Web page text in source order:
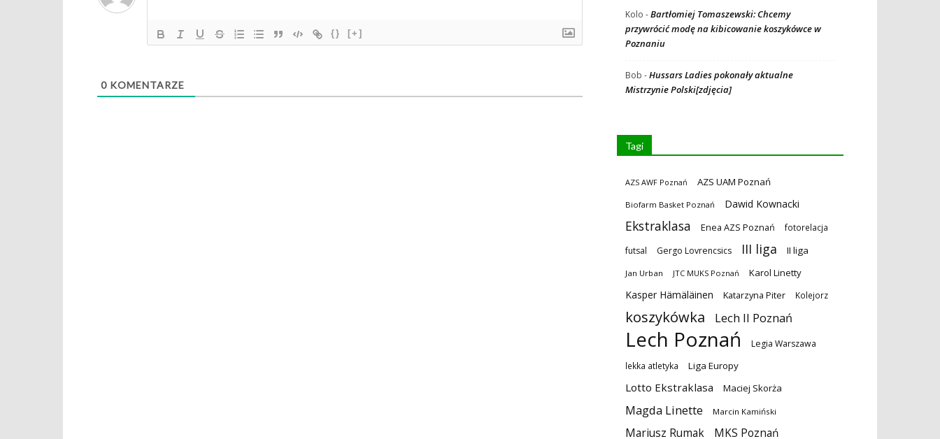
{} [+]
0 KOMENTARZE
Kolo -Bartłomiej Tomaszewski: Chcemy
przywrócić modę na kibicowanie koszykówce w
Poznaniu
Bob -Hussars Ladies pokonały aktualne
Mistrzynie Polski[zdjęcia]
Tagi
AZS AWF Poznań AZS UAM Poznań
Biofarm Basket Poznań Dawid Kownacki
Ekstraklasa Enea AZS Poznań fotorelacja
futsal Gergo Lovrencsics III liga II liga
Jan Urban JTC MUKS Poznań Karol Linetty
Kasper Hämäläinen Katarzyna Piter Kolejorz
koszykówka Lech II Poznań
Lech Poznań Legia Warszawa
lekka atletyka Liga Europy
Lotto Ekstraklasa Maciej Skorża
Magda Linette Marcin Kamiński
Mariusz Rumak MKS Poznań